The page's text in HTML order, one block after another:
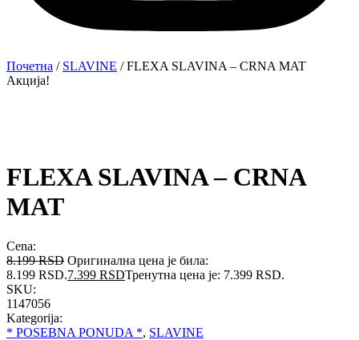
Почетна / SLAVINE / FLEXA SLAVINA – CRNA MAT
Акција!
FLEXA SLAVINA – CRNA
MAT
Cena:
8.199RSD Оригинална цена је била:
8.199 RSD.7.399 RSDТренутна цена је: 7.399 RSD.
SKU:
1147056
Kategorija:
* POSEBNA PONUDA *, SLAVINE